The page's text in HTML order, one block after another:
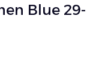
Blue 29-